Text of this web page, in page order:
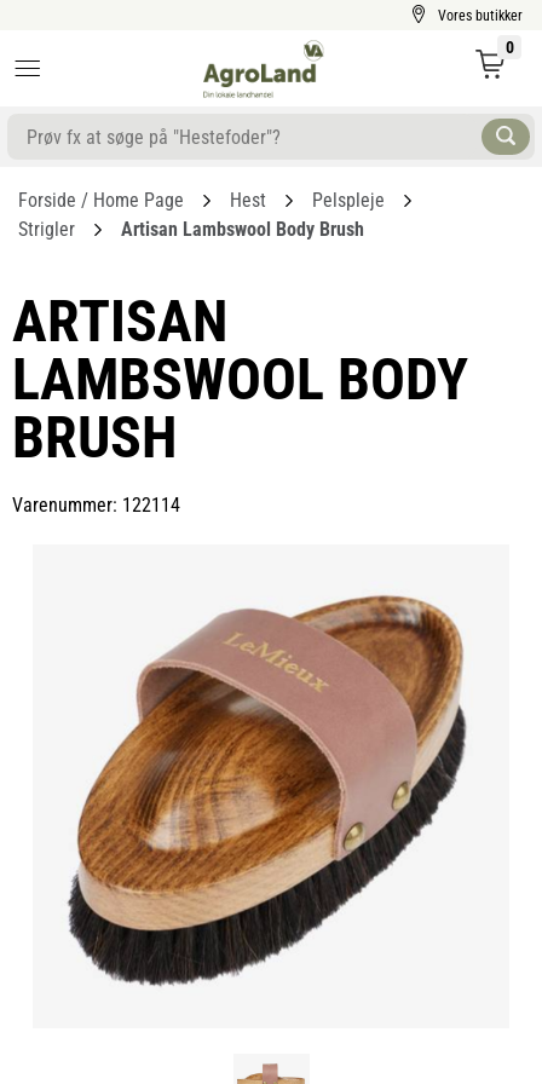
Vores butikker
0
Forside / Home Page Hest
Pelspleje
Strigler
Artisan Lambswool Body Brush
ARTISAN
LAMBSWOOL BODY
BRUSH
Varenummer: 122114